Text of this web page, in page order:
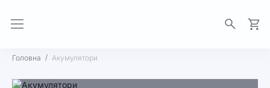
Головна Акумулятори